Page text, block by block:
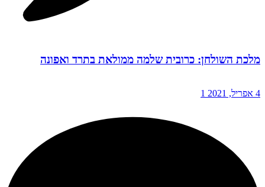
מלכת השולחן: כרובית שלמה ממולאת בתרד ואפונה
4 אפריל, 2021 1